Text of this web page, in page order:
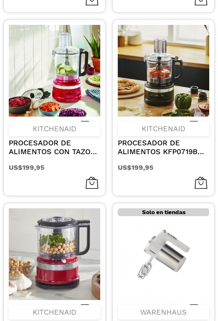
KITCHENAID
PROCESADOR DE
ALIMENTOS CON TAZON
US$199,95
KITCHENAID
PROCESADOR DE
ALIMENTOS KFP0719BM
7 TAZAS, 2 DISCOS, 2
CUCHILLAS, COLOR N
US$199,95
KITCHENAID
Solo en tiendas
WARENHAUS